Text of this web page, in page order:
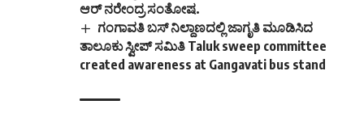
ಆರ್ ನರೇಂದ್ರ ಸಂತೋಷ.
ಗಂಗಾವತಿ ಬಸ್‌ ನಿಲ್ದಾಣದಲ್ಲಿ ಜಾಗೃತಿ ಮೂಡಿಸಿದ
ತಾಲೂಕು ಸ್ವೀಪ್‌ ಸಮಿತಿ Taluk sweep committee
created awareness at Gangavati bus stand